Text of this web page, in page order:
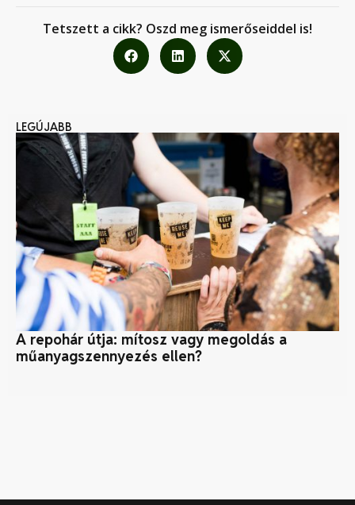
Tetszett a cikk? Oszd meg ismerőseiddel is!
LEGÚJABB
A repohár útja: mítosz vagy megoldás a
műanyagszennyezés ellen?